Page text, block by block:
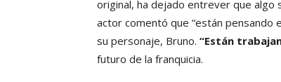
original, ha dejado entrever que algo
actor comentó que “están pensando
su personaje, Bruno. “Están
futuro de la franquicia.